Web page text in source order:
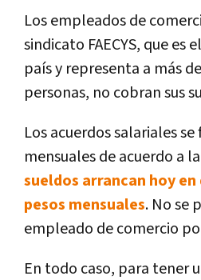
Los empleados de
sindicato FAECYS, que es
país y representa a más
personas, no cobran sus
Los acuerdos salariales
mensuales de acuerdo a
sueldos arrancan hoy en
pesos mensuales. No se
empleado de comercio
En todo caso, para tener